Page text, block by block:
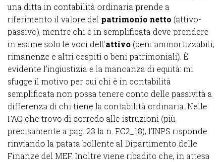
una ditta in contabilità ordinaria prende a
riferimento il valore del patrimonio netto (attivo-
passivo), mentre chi è in semplificata deve prendere
in esame solo le voci dell’attivo (beni ammortizzabili,
rimanenze e altri cespiti o beni patrimoniali). È
evidente l’ingiustizia e la mancanza di equità: mi
sfugge il motivo per cui chi è in contabilità
semplificata non possa tenere conto delle passività a
differenza di chi tiene la contabilità ordinaria. Nelle
FAQ che trovo di corredo alle istruzioni (più
precisamente a pag. 23 la n. FC2_18), l’INPS risponde
rinviando la patata bollente al Dipartimento delle
Finanze del MEF. Inoltre viene ribadito che, in attesa